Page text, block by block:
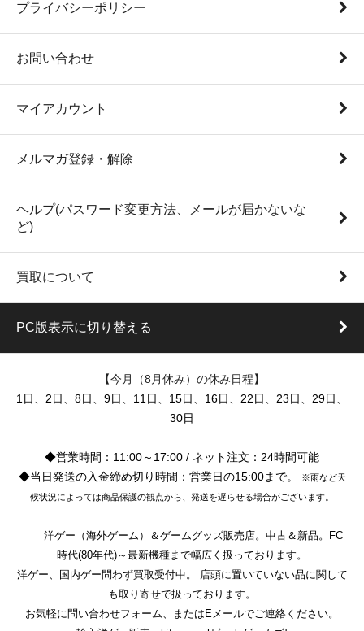
プライバシーポリシー
お問い合わせ
マイアカウント
メルマガ登録・解除
ヘルプ(パスワード変更方法、メールが届かないな
ど)
買取について
PC版表示に切り替える
【今月（8月休み）の休み日程】
1日、2日、8日、9日、11日、15日、16日、22日、23日、29日、
30日
◆営業時間：11:00～17:00 / ネット注文：24時間可能
◆当日発送の入金締め切り時間：営業日の15:00まで。
※雨など天
候状況によっては商品保護の観点から、発送を遅らせる場合がございます。
洋ゲー（海外ゲーム）＆ゲームグッズ販売店。中古＆新品。FC
時代(80年代)～最新機種まで幅広く扱っております。
洋ゲー、国内ゲー問わず買取受付中。 店頭に置いていない品に関して
も取り寄せで扱っております。
お気軽に問い合わせフォーム、またはEメールでご連絡ください。